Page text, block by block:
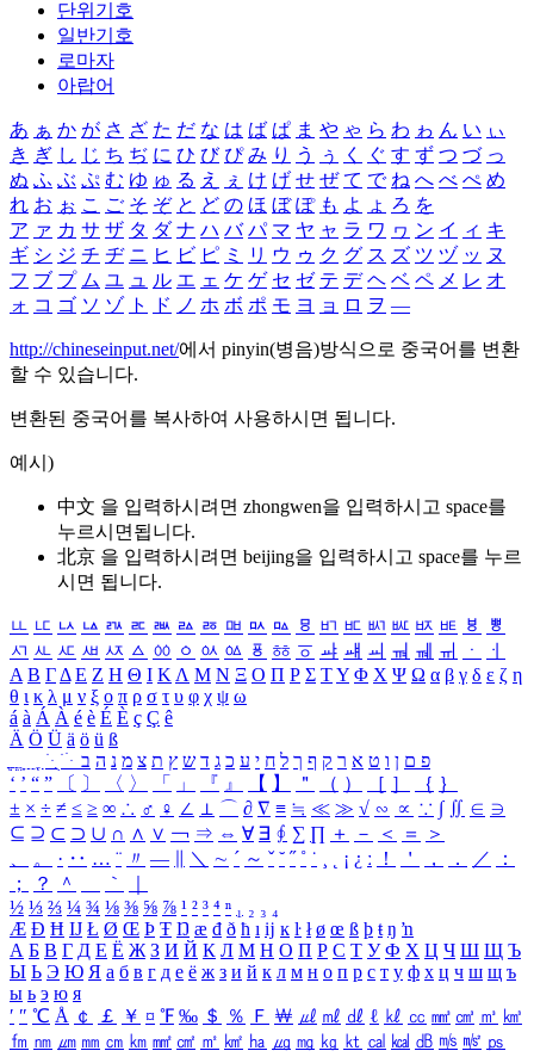
단위기호
일반기호
로마자
아랍어
あ ぁ か が さ ざ た だ な は ば ぱ ま や ゃ ら わ ゎ ん い ぃ
き ぎ し じ ち ぢ に ひ び ぴ み り う ぅ く ぐ す ず つ づ っ
ぬ ふ ぶ ぷ む ゆ ゅ る え ぇ け げ せ ぜ て で ね へ べ ぺ め
れ お ぉ こ ご そ ぞ と ど の ほ ぼ ぽ も よ ょ ろ を
ア ァ カ サ ザ タ ダ ナ ハ バ パ マ ヤ ャ ラ ワ ヮ ン イ ィ キ
ギ シ ジ チ ヂ ニ ヒ ビ ピ ミ リ ウ ゥ ク グ ス ズ ツ ヅ ッ ヌ
フ ブ プ ム ユ ュ ル エ ェ ケ ゲ セ ゼ テ デ ヘ ベ ペ メ レ オ
ォ コ ゴ ソ ゾ ト ド ノ ホ ボ ポ モ ヨ ョ ロ ヲ ―
http://chineseinput.net/에서 pinyin(병음)방식으로 중국어를 변환
할 수 있습니다.
변환된 중국어를 복사하여 사용하시면 됩니다.
예시)
中文 을 입력하시려면 zhongwen을 입력하시고 space를
누르시면됩니다.
北京 을 입력하시려면 beijing을 입력하시고 space를 누르
시면 됩니다.
ㅥ ㅦ ㅧ ㅨ ㅩ ㅪ ㅫ ㅬ ㅭ ㅮ ㅯ ㅰ ㅱ ㅲ ㅳ ㅴ ㅵ ㅶ ㅷ ㅸ
ㅹ
ㅺ ㅻ ㅼ ㅽ ㅾ ㅿ ㆀ ㆁ ㆂ ㆃ ㆄ ㆅ ㆆ ㆇ ㆈ ㆉ ㆊ ㆋ ㆌ ㆍ
ㆎ
Α Β ΓΔ Ε Ζ Η Θ Ι ΚΛ Μ Ν Ξ Ο Π Ρ Σ ΤΥ Φ Χ Ψ Ω α β γ δ ε ζ η
θ ι κ λ μ ν ξ ο π ρ σ τ υ φ χ ψ ω
á à Á À é è É È ç Ç ê
Ä Ö Ü ä ö ü ß
ִֶֹ ֻּ ׁׂ פ ם ן ו ט א ר ק ף ך ל ח י ע כ ג ד ש ץ ת צ מ נ ה ב
‘ ’ “ ” 〔 〕 〈 〉 「 」 『 』 【 】 ＂ （ ） ［ ］ ｛ ｝
± × ÷ ≠ ≤ ≥ ∞ ∴ ♂ ♀ ∠ ⊥ ⌒ ∂ ∇ ≡ ≒ ≪ ≫ √ ∽ ∝ ∵ ∫ ∬ ∈ ∋
⊆ ⊇ ⊂ ⊃ ∪ ∩ ∧ ∨ ￢ ⇒ ⇔ ∀ ∃ ∮ ∑ ∏ ＋ － ＜ ＝
＞
、
。 · ‥ … ¨ 〃 ― ＼ ∼ ´ ～ ˇ ˘ ˝ ˚ ˙ ¸ ¡ ¿ ː ！ ＇ ， ． ／
：
；
？ ＾ ｀
½ ⅓ ⅔ ¼ ¾ ⅛ ⅜ ⅝ ⅞ ¹ ² ³ ⁴ ⁿ ₁ ₂ ₃ ₄
Æ Ð Ħ Ĳ Ł Ø Œ Þ Ŧ Ŋ æ đ ð ħ ı ĳ ĸ ŀ ł ø œ ß þ ŧ ŋ ŉ
А Б В Г Д Е Ё Ж З И Й К Л М Н О П Р С Т У Ф Х Ц Ч Ш Щ Ъ
Ы Ь Э Ю Я а б в г д е ё ж з и й к л м н о п р с т у ф х ц ч ш щ ъ
ы ь э ю я
′ ″ ℃ Å ￠ ￡ ￥ ¤ ℉ ‰ ＄ ％ Ｆ ￦ ㎕ ㎖ ㎗ ℓ ㎘ ㏄ ㎣ ㎤ ㎥ ㎦
㎙ ㎚ ㎛ ㎜ ㎝ ㎞ ㎟ ㎠ ㎡ ㎢ ㏊ ㎍ ㎎ ㎏ ㏏ ㎈ ㎉ ㏈ ㎧ ㎨ ㎰